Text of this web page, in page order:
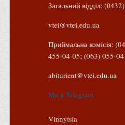
Розклади, графіки
Розклад дзвінків
Розклад занять і сесій
Графіки освітнього процесу
Реєстр вибіркових дисциплін
ТОП-20 кращих студентів
Загальний відділ:
vtei@vtei.edu.ua
Приймальна комісія:
455-04-05; (063) 055-
abiturient@vtei.edu.ua
Ми в Telegram
Vinnytsia